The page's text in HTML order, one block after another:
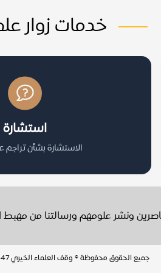
خدمات زوار
استشارة
الاستشارة بشأن تراجم
ونشر علومهم ورسالتنا من
جميع الحقوق محفوظة © وقف العلماء الخيري 1447 / 2026 - تصميم وبرمجة